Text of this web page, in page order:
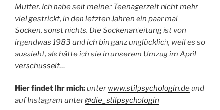
Mutter. Ich habe seit meiner Teenagerzeit nicht mehr
viel gestrickt, in den letzten Jahren ein paar mal
Socken, sonst nichts. Die Sockenanleitung ist von
irgendwas 1983 und ich bin ganz unglücklich, weil es so
aussieht, als hätte ich sie in unserem Umzug im April
verschusselt…
Hier findet Ihr mich:unter www.stilpsychologin.deund
auf Instagram unter@die_stilpsychologin